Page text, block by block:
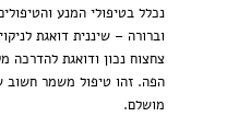
נכלל בטיפולי המנע
וברורה – שיננית דואגת
צחצוח נכון ודואגת להדרכה
הפה. זהו טיפול משמר חשוב
מושלם.